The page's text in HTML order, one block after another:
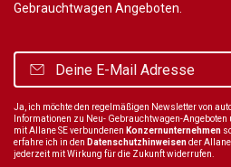
Gebrauchtwagen Angeboten.
Ja, ich möchte den regelmäßigen Newsletter von
Informationen zu Neu- Gebrauchtwagen-Angeboten
mit Allane SE verbundenen Konzernunternehmen
erfahre ich in den Datenschutzhinweisender
jederzeit mit Wirkung für die Zukunft widerrufen.